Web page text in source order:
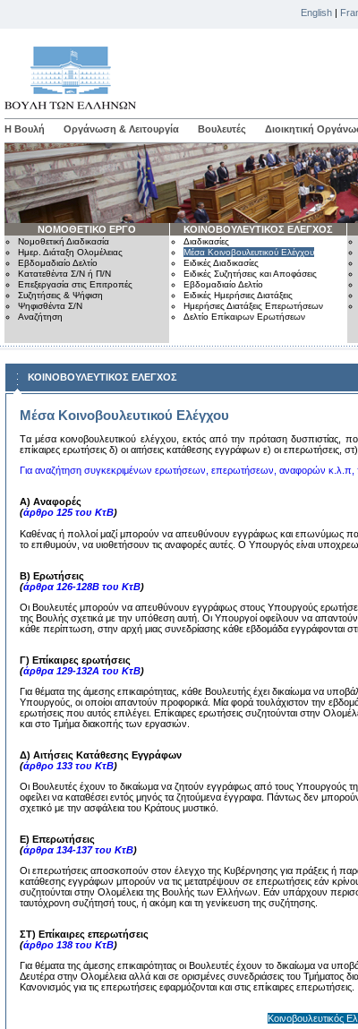
English |
Η Βουλή Οργάνωση & Λειτουργία Βουλευτές Διοικητική
ΝΟΜΟΘΕΤΙΚΟ ΕΡΓΟ
Νομοθετική Διαδικασία
Ημερ. Διάταξη Ολομέλειας
Εβδομαδιαίο Δελτίο
Κατατεθέντα Σ/Ν ή Π/Ν
Επεξεργασία στις Επιτροπές
Συζητήσεις & Ψήφιση
Ψηφισθέντα Σ/Ν
Αναζήτηση
ΚΟΙΝΟΒΟΥΛΕΥΤΙΚΟΣ ΕΛΕΓΧΟΣ
Διαδικασίες
Μέσα Κοινοβουλευτικού Ελέγχου
Ειδικές Διαδικασίες
Ειδικές Συζητήσεις και Αποφάσεις
Εβδομαδιαίο Δελτίο
Ειδικές Ημερήσιες Διατάξεις
Ημερήσιες Διατάξεις Επερωτήσεων
Δελτίο Επίκαιρων Ερωτήσεων
ΚΟΙΝΟΒΟΥΛΕΥΤΙΚΟΣ ΕΛΕΓΧΟΣ
Μέσα Κοινοβουλευτικού Ελέγχου
Tα μέσα κoινoβoυλευτικoύ ελέγχoυ, εκτός από την πρόταση δυσπιστίας,
επίκαιρες ερωτήσεις δ) oι αιτήσεις κατάθεσης εγγράφων ε) oι επερωτήσεις,
Για αναζήτηση συγκεκριμένων ερωτήσεων, επερωτήσεων, αναφορών κ.λ.π,
Α) Αναφορές
(άρθρο 125 του ΚτΒ)
Καθένας ή πολλοί μαζί μπορούν να απευθύνουν εγγράφως και επωνύμως
το επιθυμούν, να υιοθετήσουν τις αναφορές αυτές. Ο Υπουργός είναι
Β) Ερωτήσεις
(άρθρα 126-128Β του ΚτΒ)
Οι Βουλευτές μπορούν να απευθύνουν εγγράφως στους Υπουργούς
της Βουλής σχετικά με την υπόθεση αυτή. Οι Υπουργοί οφείλουν να
κάθε περίπτωση, στην αρχή μιας συνεδρίασης κάθε εβδομάδα εγγράφονται
Γ) Επίκαιρες ερωτήσεις
(άρθρα 129-132Α του ΚτΒ)
Για θέματα της άμεσης επικαιρότητας, κάθε Βουλευτής έχει δικαίωμα να
Υπουργούς, οι οποίοι απαντούν προφορικά. Μία φορά τουλάχιστον την
ερωτήσεις που αυτός επιλέγει. Επίκαιρες ερωτήσεις συζητούνται στην
και στο Τμήμα διακοπής των εργασιών.
Δ) Αιτήσεις Κατάθεσης Εγγράφων
(άρθρο 133 του ΚτΒ)
Οι Βουλευτές έχουν το δικαίωμα να ζητούν εγγράφως από τους
οφείλει να καταθέσει εντός μηνός τα ζητούμενα έγγραφα. Πάντως δεν
σχετικό με την ασφάλεια του Κράτους μυστικό.
Ε) Επερωτήσεις
(άρθρα 134-137 του ΚτΒ)
Οι επερωτήσεις αποσκοπούν στον έλεγχο της Κυβέρνησης για πράξεις ή
κατάθεσης εγγράφων μπορούν να τις μετατρέψουν σε επερωτήσεις εάν
συζητούνται στην Ολομέλεια της Βουλής των Ελλήνων. Εάν υπάρχουν
ταυτόχρονη συζήτησή τους, ή ακόμη και τη γενίκευση της συζήτησης.
ΣΤ) Επίκαιρες επερωτήσεις
(άρθρο 138 του ΚτΒ)
Για θέματα της άμεσης επικαιρότητας οι Βουλευτές έχουν το δικαίωμα να
Δευτέρα στην Ολομέλεια αλλά και σε ορισμένες συνεδριάσεις του Τμήματος
Κανονισμός για τις επερωτήσεις εφαρμόζονται και στις επίκαιρες επερωτήσεις.
Κοινοβουλευτικός